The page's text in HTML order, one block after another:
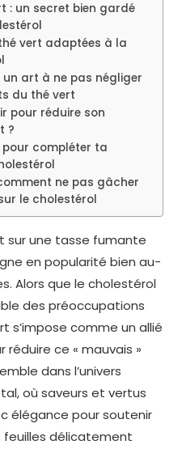
: un secret bien gardé
vert adaptées à la
un art à ne pas négliger
du thé vert
pour réduire son
?
compléter ta
ne pas gâcher
le cholestérol
sur une tasse fumante
en popularité bien au-
Alors que le cholestérol
des préoccupations
s’impose comme un allié
ce « mauvais »
dans l’univers
où saveurs et vertus
élégance pour soutenir
délicatement